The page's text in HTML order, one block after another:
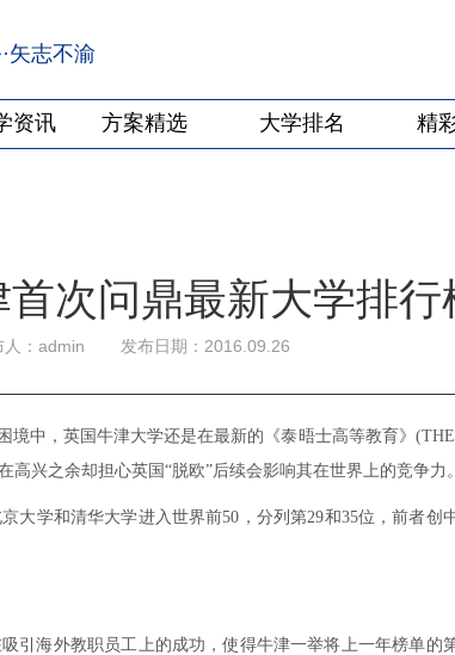
矢志不渝
资讯 方案精选 大学排名 精
次问鼎最新大学排行
人：admin 发布日期：2016.09.26
境中，英国牛津大学还是在最新的《泰晤士高等教育》
兴之余却担心英国“脱欧”后续会影响其在世界上的竞争力。
大学和清华大学进入世界前50，分列第29和35位，前者创
引海外教职员工上的成功，使得牛津一举将上一年榜单的